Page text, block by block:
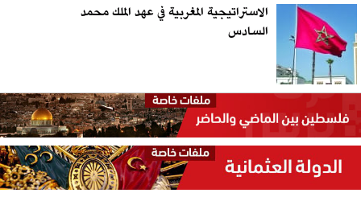
الاستراتيجية المغربية في عهد الملك محمد
السادس